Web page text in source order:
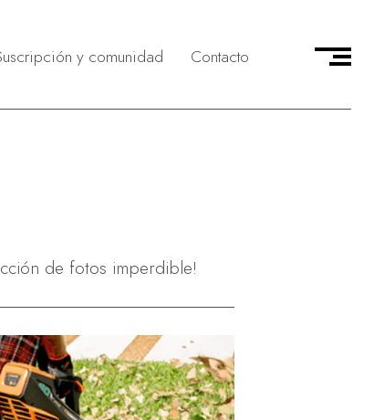
CMAG
y comunidad Contacto
de fotos imperdible!